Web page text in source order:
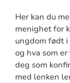
Her kan du
menighet for
ungdom født
og hva som
deg som
med lenken